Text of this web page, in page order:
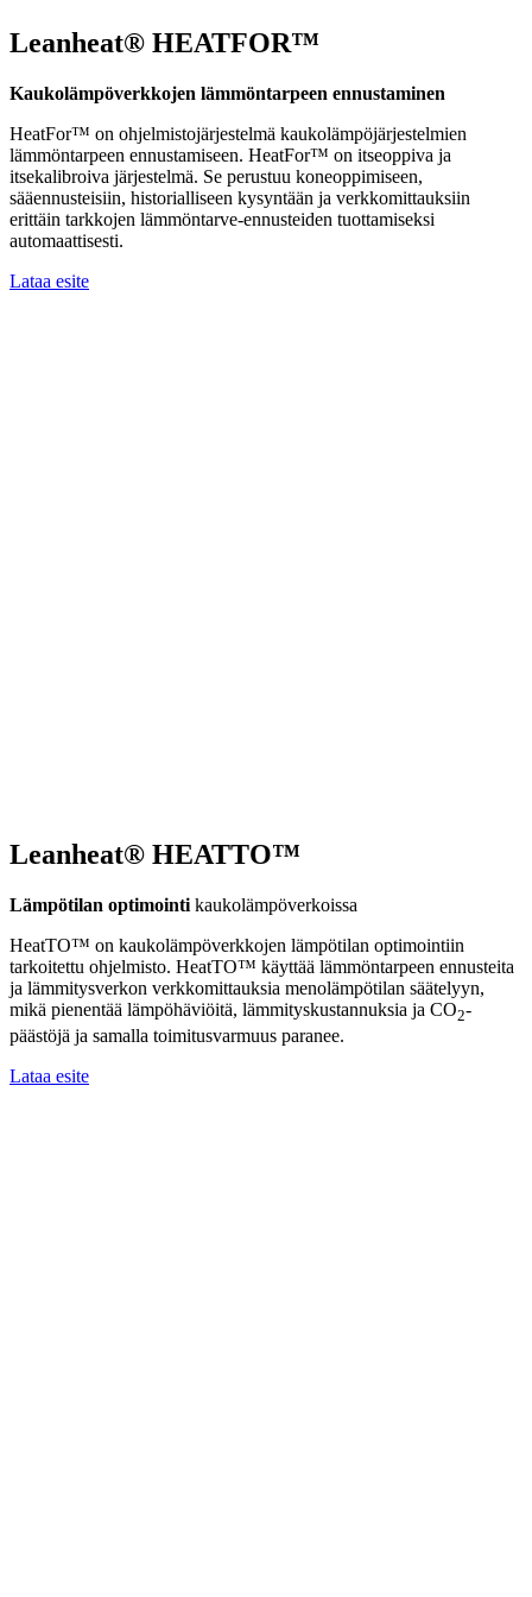
Leanheat® HEATFOR™
Kaukolämpöverkkojen lämmöntarpeen ennustaminen
HeatFor™ on ohjelmistojärjestelmä kaukolämpöjärjestelmien
lämmöntarpeen ennustamiseen. HeatFor™ on itseoppiva ja
itsekalibroiva järjestelmä. Se perustuu koneoppimiseen,
sääennusteisiin, historialliseen kysyntään ja verkkomittauksiin
erittäin tarkkojen lämmöntarve-ennusteiden tuottamiseksi
automaattisesti.
Lataa esite
Leanheat® HEATTO™
Lämpötilan optimointi kaukolämpöverkoissa
HeatTO™ on kaukolämpöverkkojen lämpötilan optimointiin
tarkoitettu ohjelmisto. HeatTO™ käyttää lämmöntarpeen ennusteita
ja lämmitysverkon verkkomittauksia menolämpötilan säätelyyn,
mikä pienentää lämpöhäviöitä, lämmityskustannuksia ja CO2-
päästöjä ja samalla toimitusvarmuus paranee.
Lataa esite